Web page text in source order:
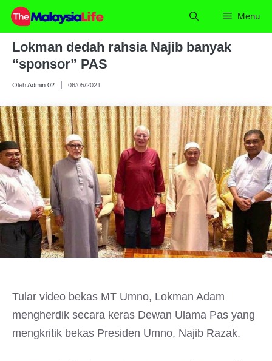
Skip
content
Menu
Lokman dedah rahsia Najib banyak
“sponsor” PAS
OlehAdmin 02 06/05/2021
Tular video bekas MT Umno, Lokman Adam
mengherdik secara keras Dewan Ulama Pas yang
mengkritik bekas Presiden Umno, Najib Razak.